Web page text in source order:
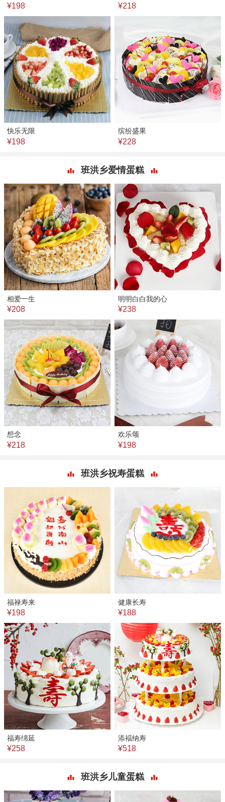
¥198 ¥218
快乐无限
¥198
缤纷盛果
¥228
班洪乡爱情蛋糕
相爱一生
¥208
明明白白我的心
¥238
想念
¥218
欢乐颂
¥198
班洪乡祝寿蛋糕
福禄寿来
¥198
健康长寿
¥188
福寿绵延
¥258
添褔纳寿
¥518
班洪乡儿童蛋糕